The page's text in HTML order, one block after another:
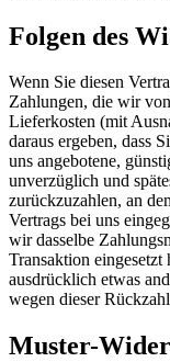
Folgen des
Wenn Sie diesen
Zahlungen, die wir
Lieferkosten (mit
daraus ergeben, dass
uns angebotene,
unverzüglich und
zurückzuzahlen, an
Vertrags bei uns
wir dasselbe
Transaktion eingesetzt
ausdrücklich etwas
wegen dieser
Muster-